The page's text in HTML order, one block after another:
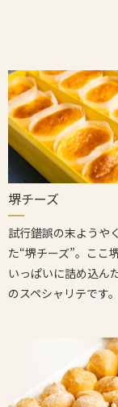
堺チーズ
試行錯誤の末ようや
た“堺チーズ”。ここ
いっぱいに詰め込ん
のスペシャリテです。